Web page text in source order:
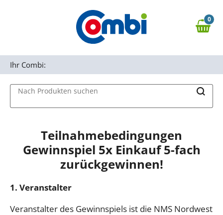
Zur Navigation springen
0,00 €
0
Nach Produkten suchen
Ihr Combi:
Teilnahmebedingungen
Gewinnspiel 5x Einkauf 5-fach
zurückgewinnen!
1. Veranstalter
Veranstalter des Gewinnspiels ist die NMS Nordwest